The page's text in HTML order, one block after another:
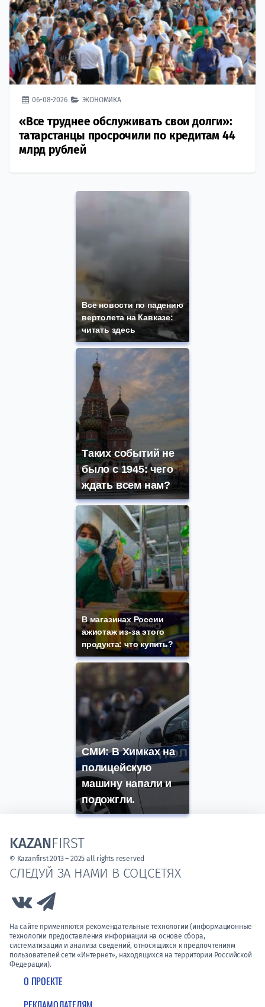
06-08-2026 ЭКОНОМИКА
«Все труднее обслуживать свои долги»:
татарстанцы просрочили по кредитам 44
млрд рублей
Все новости по падению
вертолета на Кавказе:
читать здесь
Таких событий не
было с 1945: чего
ждать всем нам?
В магазинах России
ажиотаж из-за этого
продукта: что купить?
СМИ: В Химках на
полицейскую
машину напали и
подожгли.
О ПРОЕКТЕ
СЛЕДУЙ ЗА НАМИ В СОЦСЕТЯХ
Link to Vk
На сайте применяются рекомендательные технологии (информационные
технологии предоставления информации на основе сбора,
систематизации и анализа сведений, относящихся к предпочтениям
пользователей сети «Интернет», находящихся на территории Российской
Федерации).
KAZANFIRST
© Kazanfirst 2013 – 2025 all rights reserved